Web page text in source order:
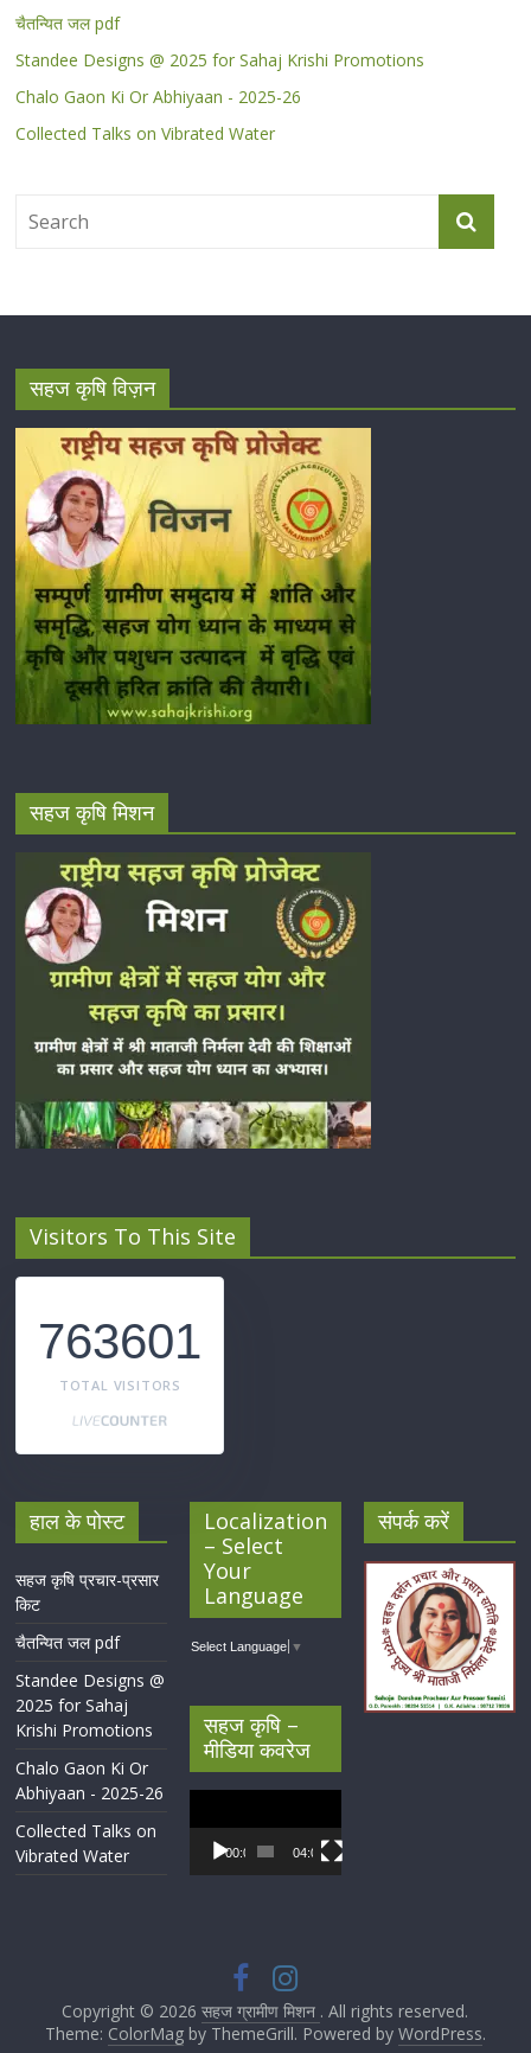
चैतन्यित जल pdf
Standee Designs @ 2025 for Sahaj Krishi Promotions
Chalo Gaon Ki Or Abhiyaan - 2025-26
Collected Talks on Vibrated Water
सहज कृषि विज़न
सहज कृषि मिशन
Visitors To This Site
763601
TOTAL VISITORS
हाल के पोस्ट
सहज कृषि प्रचार-प्रसार
किट
चैतन्यित जल pdf
Standee Designs @
2025 for Sahaj
Krishi Promotions
Chalo Gaon Ki Or
Abhiyaan - 2025-26
Collected Talks on
Vibrated Water
Localization
– Select
Your
Language
Select Language ▼
सहज कृषि –
मीडिया कवरेज
Player
00:00 04:07
संपर्क करें
Copyright © 2026सहज ग्रामीण मिशन . All rights reserved.
Theme: ColorMagby ThemeGrill. Powered by WordPress.